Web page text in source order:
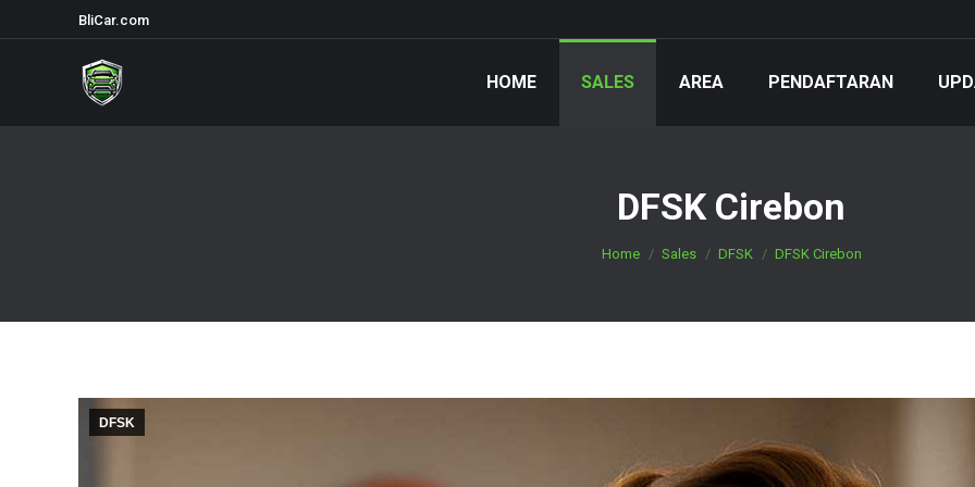
BliCar.com
HOME SALES AREA PENDAFTARAN
DFSK Cirebon
You are here:
Home Sales DFSK DFSK Cirebon
DFSK